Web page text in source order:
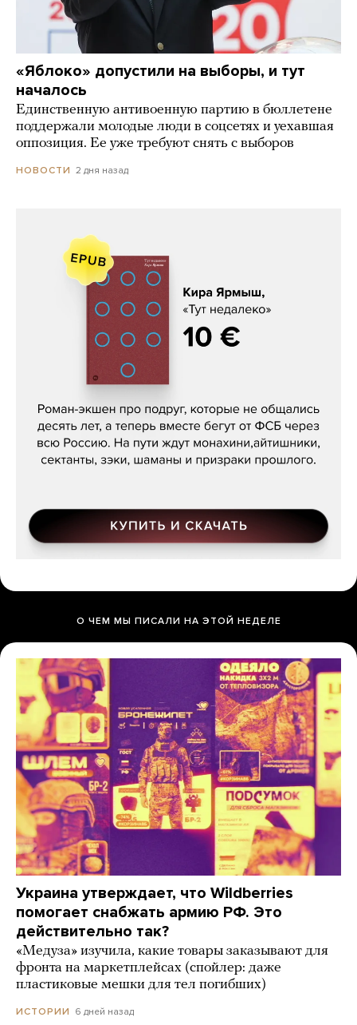
«Яблоко» допустили на выборы, и тут
началось
Единственную антивоенную партию в бюллетене
поддержали молодые люди в соцсетях и уехавшая
оппозиция. Ее уже требуют снять с выборов
НОВОСТИ 2 дня назад
Кира Ярмыш, «Тут недалеко»
О ЧЕМ МЫ ПИСАЛИ НА ЭТОЙ НЕДЕЛЕ
Украина утверждает, что Wildberries
помогает снабжать армию РФ. Это
действительно так?
«Медуза» изучила, какие товары заказывают для
фронта на маркетплейсах (спойлер: даже
пластиковые мешки для тел погибших)
ИСТОРИИ 6 дней назад